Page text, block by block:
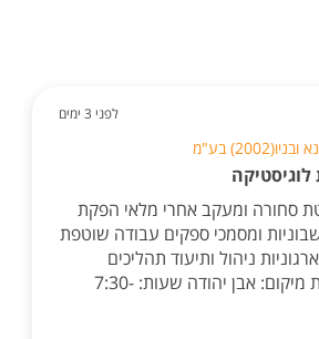
לפני 3 ימים
בע"מ
סחורה ומעקב אחרי מלאי הפקת
ומסמכי ספקים עבודה שוטפת
ניהול ותיעוד תהליכים
במערכת ממוחשבת מיקום: אבן יהודה שעות: 7:30-